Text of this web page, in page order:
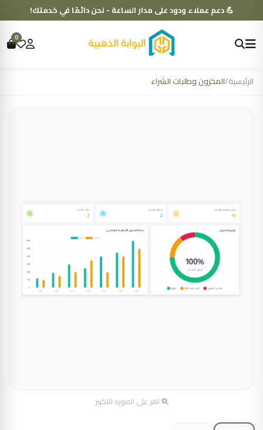
💪 دعم عملاء ودود على مدار الساعة - نحن دائمًا في خدمتك!
0
الرئيسية/المخزون وطلبات الشراء
انقر على الصورة للتكبير